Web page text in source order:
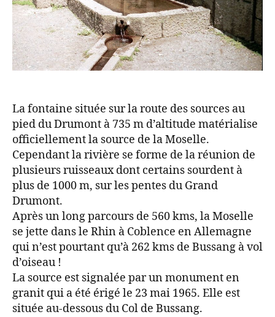
La fontaine située sur la route des sources au
pied du Drumont à 735 m d’altitude matérialise
officiellement la source de la Moselle.
Cependant la rivière se forme de la réunion de
plusieurs ruisseaux dont certains sourdent à
plus de 1000 m, sur les pentes du Grand
Drumont.
Après un long parcours de 560 kms, la Moselle
se jette dans le Rhin à Coblence en Allemagne
qui n’est pourtant qu’à 262 kms de Bussang à vol
d’oiseau !
La source est signalée par un monument en
granit qui a été érigé le 23 mai 1965. Elle est
située au-dessous du Col de Bussang.